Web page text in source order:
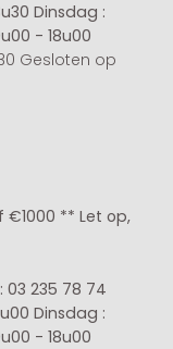
Dinsdag :
- 18u00
Gesloten op
** Let op,
03 235 78 74
Dinsdag :
- 18u00